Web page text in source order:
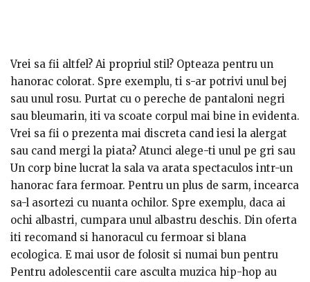
Vrei sa fii altfel? Ai propriul stil? Opteaza pentru un
hanorac colorat. Spre exemplu, ti s-ar potrivi unul bej
sau unul rosu. Purtat cu o pereche de pantaloni negri
sau bleumarin, iti va scoate corpul mai bine in evidenta.
Vrei sa fii o prezenta mai discreta cand iesi la alergat
sau cand mergi la piata? Atunci alege-ti unul pe gri sau
negru. Te sfatuiesc insa sa optezi pentru cele cu
buzunare, ca sa-ti pui in ele maruntisurile, si cu gluga
sau guler ridicat. In zilele reci si ploioase iti vor tine si
mai bine de cald.
Gama de modele este foarte larga si eleganta,
incluzand hanorace cu gluga detasabila, cu snururi sau
Un corp bine lucrat la sala va arata spectaculos intr-un
hanorac fara fermoar. Pentru un plus de sarm, incearca
sa-l asortezi cu nuanta ochilor. Spre exemplu, daca ai
ochi albastri, cumpara unul albastru deschis. Din oferta
iti recomand si hanoracul cu fermoar si blana
ecologica. E mai usor de folosit si numai bun pentru
mers la scoala. Am vorbit despre tinuta de zi. Acum sa
Pentru adolescentii care asculta muzica hip-hop au